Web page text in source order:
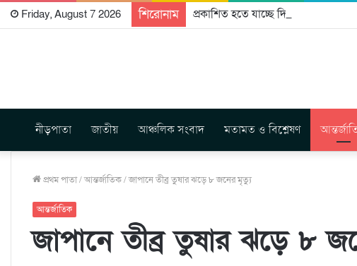
Friday, August 7 2026 শিরোনাম প্রকাশিত হতে যাচ্ছে দি রাবুগার নতুন
নীড়পাতা জাতীয় আঞ্চলিক সংবাদ মতামত ও বিশ্লেষণ
প্রথম পাতা/আন্তর্জাতিক/জাপানে তীব্র তুষার ঝড়ে ৮ জনের মৃত্যু
আন্তর্জাতিক
জাপানে তীব্র তুষার ঝড়ে ৮